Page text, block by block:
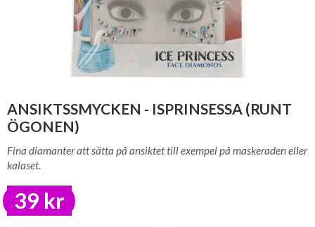
ANSIKTSSMYCKEN - ISPRINSESSA (RUNT
ÖGONEN)
Fina diamanter att sätta på ansiktet till exempel på maskeraden eller
kalaset.
39 kr